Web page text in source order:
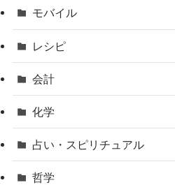
モバイル
レシピ
会計
化学
占い・スピリチュアル
哲学